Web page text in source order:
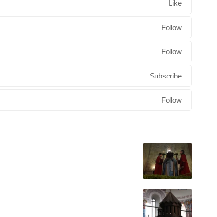
Like
Follow
Follow
Subscribe
Follow